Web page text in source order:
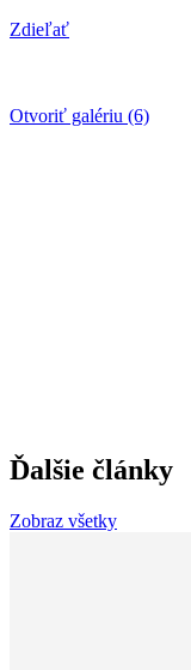
Zdieľať
Otvoriť galériu (6)
Ďalšie články
Zobraz všetky